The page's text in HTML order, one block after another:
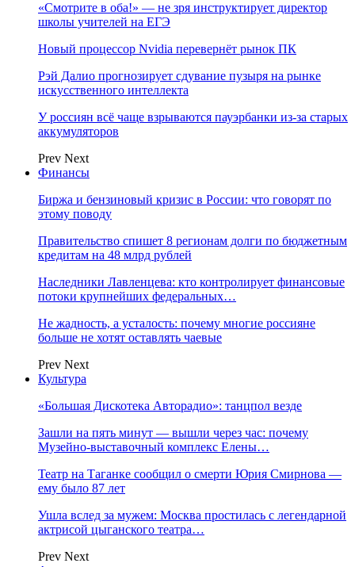
«Смотрите в оба!» — не зря инструктирует директор
школы учителей на ЕГЭ
Новый процессор Nvidia перевернёт рынок ПК
Рэй Далио прогнозирует сдувание пузыря на рынке
искусственного интеллекта
У россиян всё чаще взрываются пауэрбанки из-за старых
аккумуляторов
Prev Next
Финансы
Биржа и бензиновый кризис в России: что говорят по
этому поводу
Правительство спишет 8 регионам долги по бюджетным
кредитам на 48 млрд рублей
Наследники Лавленцева: кто контролирует финансовые
потоки крупнейших федеральных…
Не жадность, а усталость: почему многие россияне
больше не хотят оставлять чаевые
Prev Next
Культура
«Большая Дискотека Авторадио»: танцпол везде
Зашли на пять минут — вышли через час: почему
Музейно-выставочный комплекс Елены…
Театр на Таганке сообщил о смерти Юрия Смирнова —
ему было 87 лет
Ушла вслед за мужем: Москва простилась с легендарной
актрисой цыганского театра…
Prev Next